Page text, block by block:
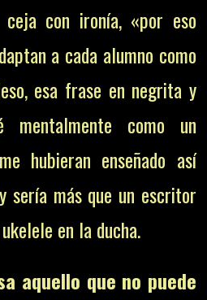
ceja con ironía, «por eso
a cada alumno como
esa frase en negrita y
mentalmente como un
hubieran enseñado así
sería más que un escritor
en la ducha.
aquello que no puede